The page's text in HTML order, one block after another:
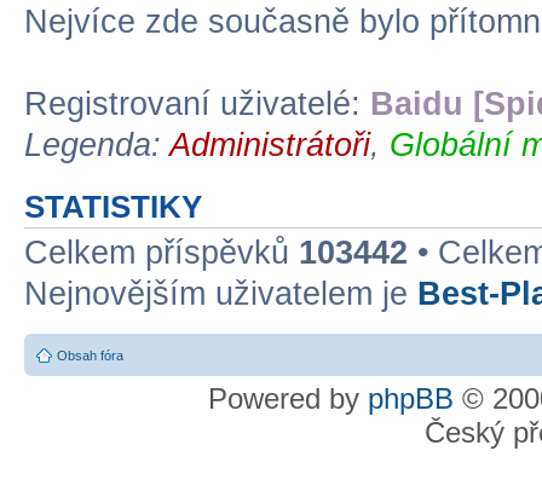
Nejvíce zde současně bylo
Registrovaní uživatelé: Baidu
Legenda:Administrátoři, Globální
STATISTIKY
Celkem příspěvků 103442 •
Nejnovějším uživatelem je Best-
Obsah fóra
Powered by phpBB ©
Český